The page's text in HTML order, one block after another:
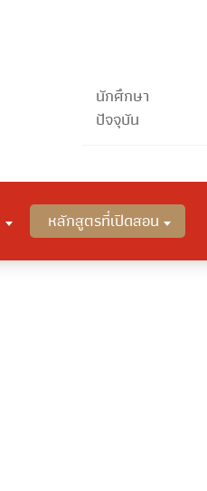
นักศึกษา
ปัจจุบัน
หลักสูตรที่เปิดสอน